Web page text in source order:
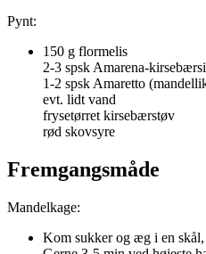
Pynt:
150 g flormelis
2-3 spsk Amarena-
1-2 spsk Amaretto
evt. lidt vand
frysetørret kirsebærstøv
rød skovsyre
Fremgangsmåde
Mandelkage:
Kom sukker og æg i en